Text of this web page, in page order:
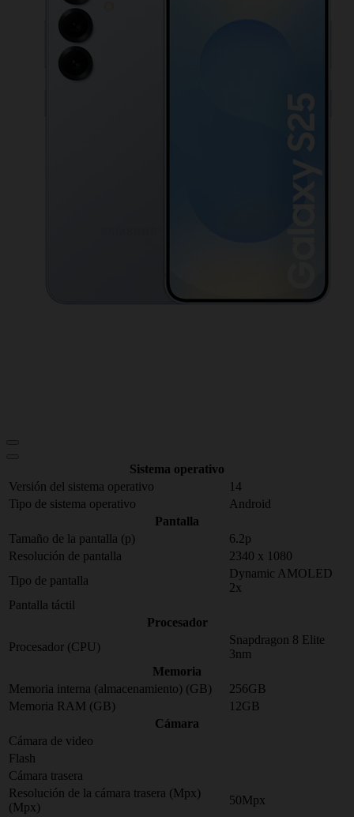
Sistema operativo
Versión del sistema operativo
14
Tipo de sistema operativo
Android
Pantalla
Tamaño de la pantalla (p)
6.2p
Resolución de pantalla
2340 x 1080
Tipo de pantalla
Dynamic AMOLED
2x
Pantalla táctil
Procesador
Procesador (CPU)
Snapdragon 8 Elite
3nm
Memoria
Memoria interna (almacenamiento) (GB)
256GB
Memoria RAM (GB)
12GB
Cámara
Cámara de video
Flash
Cámara trasera
Resolución de la cámara trasera (Mpx)
(Mpx)
50Mpx